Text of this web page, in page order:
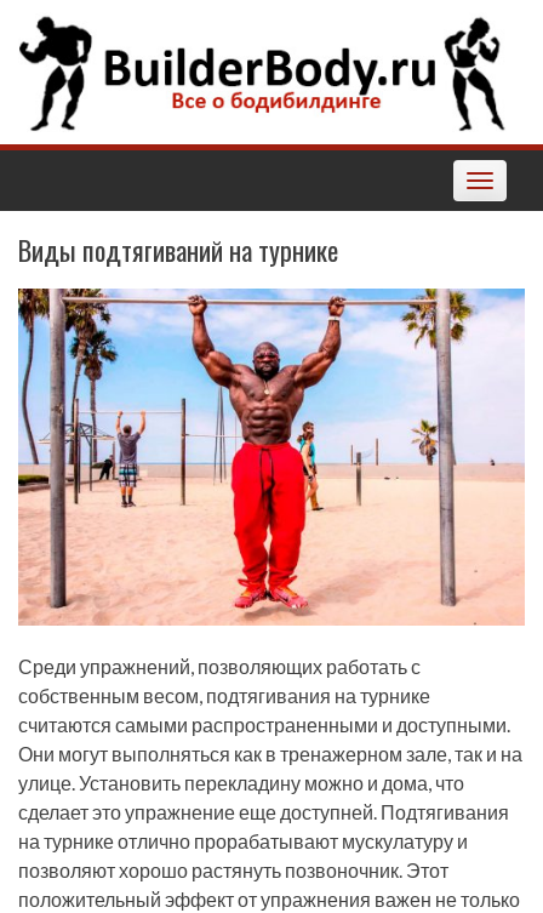
Наверх
Toggle
Виды подтягиваний на турнике
Среди упражнений, позволяющих работать с
собственным весом, подтягивания на турнике
считаются самыми распространенными и доступными.
Они могут выполняться как в тренажерном зале, так и на
улице. Установить перекладину можно и дома, что
сделает это упражнение еще доступней. Подтягивания
на турнике отлично прорабатывают мускулатуру и
позволяют хорошо растянуть позвоночник. Этот
положительный эффект от упражнения важен не только